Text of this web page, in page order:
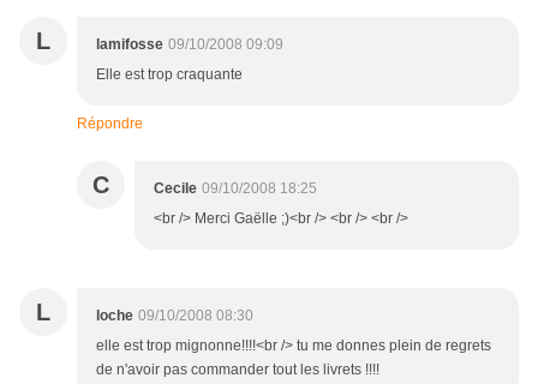
L lamifosse 09/10/2008 09:09
Elle est trop craquante
Répondre
C Cecile 09/10/2008 18:25
<br /> Merci Gaëlle ;)<br /> <br /> <br />
L loche 09/10/2008 08:30
elle est trop mignonne!!!!<br /> tu me donnes plein de regrets
de n'avoir pas commander tout les livrets !!!!